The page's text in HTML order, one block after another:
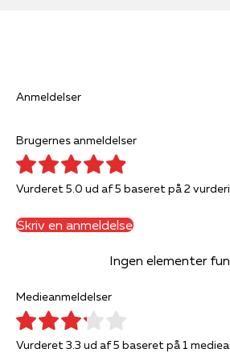
Anmeldelser
Brugernes anmeldelser
Vurderet 5.0 ud af 5 baseret på 2
Skriv en anmeldelse
Ingen elementer
Medieanmeldelser
Vurderet 3.3 ud af 5 baseret på 1